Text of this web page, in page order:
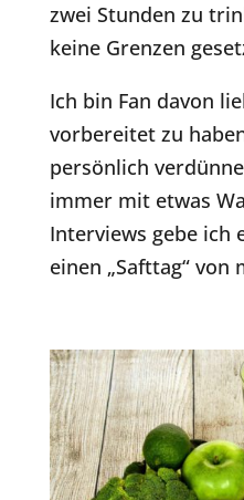
zwei Stunden zu
keine Grenzen
Ich bin Fan davon
vorbereitet zu
persönlich
immer mit etwas
Interviews gebe ich
einen „Safttag“ von